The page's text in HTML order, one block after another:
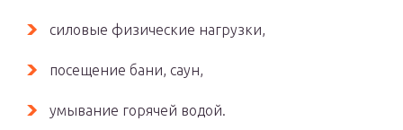
силовые физические нагрузки,
посещение бани, саун,
умывание горячей водой.